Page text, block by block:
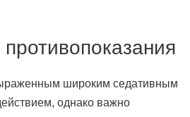
широким седативным
однако важно